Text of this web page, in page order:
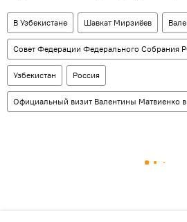
В Узбекистане Шавкат Мирзиёев
Совет Федерации Федерального Собрания
Узбекистан Россия
Официальный визит Валентины Матвиенко в